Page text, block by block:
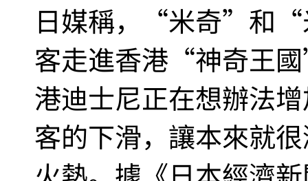
日媒稱，“米奇”和“
客走進香港“神奇王
港迪士尼正在想辦法
客的下滑，讓本來就